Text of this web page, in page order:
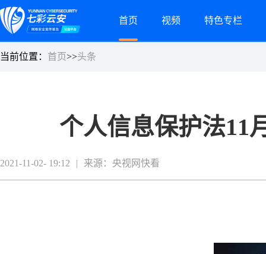
首页 视频 特色专栏
当前位置： 首页>>头条
个人信息保护法11
2021-11-02- 19:12 | 来源：央视网快看